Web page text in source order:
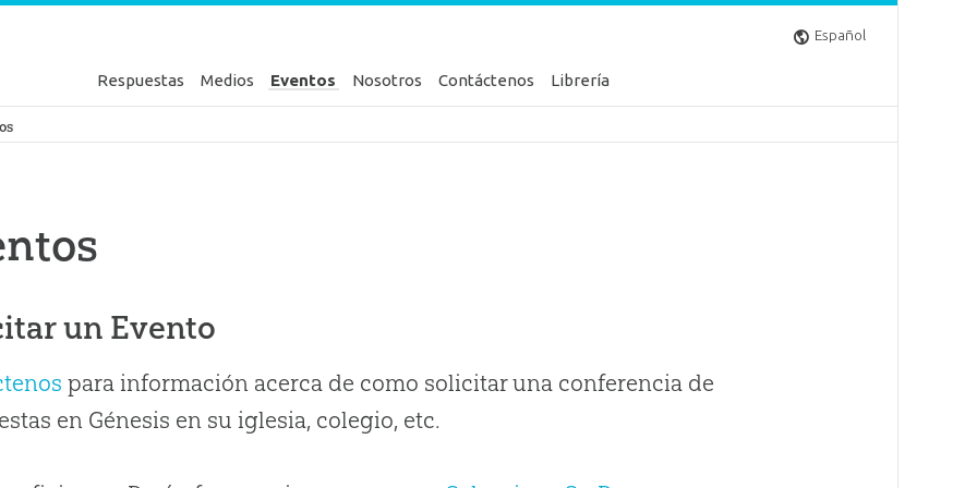
Español
Respuestas Medios Eventos Nosotros Contáctenos Librería
Génesis
un Evento
para información acerca de como solicitar una conferencia de
en Génesis en su iglesia, colegio, etc.